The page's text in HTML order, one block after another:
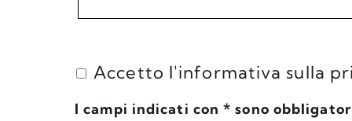
Accetto l'informativa sulla
I campi indicati con * sono